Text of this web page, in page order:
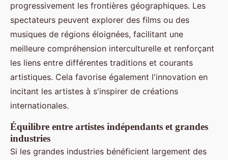
progressivement les frontières géographiques. Les
spectateurs peuvent explorer des films ou des
musiques de régions éloignées, facilitant une
meilleure compréhension interculturelle et renforçant
les liens entre différentes traditions et courants
artistiques. Cela favorise également l'innovation en
incitant les artistes à s'inspirer de créations
internationales.
Équilibre entre artistes indépendants et grandes
industries
Si les grandes industries bénéficient largement des